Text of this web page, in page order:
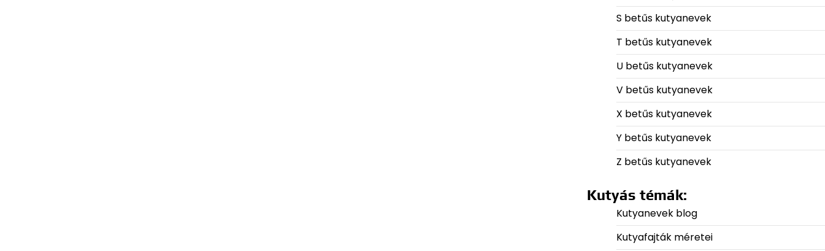
S betűs kutyanevek
T betűs kutyanevek
U betűs kutyanevek
V betűs kutyanevek
X betűs kutyanevek
Y betűs kutyanevek
Z betűs kutyanevek
Kutyás témák:
Kutyanevek blog
Kutyafajták méretei